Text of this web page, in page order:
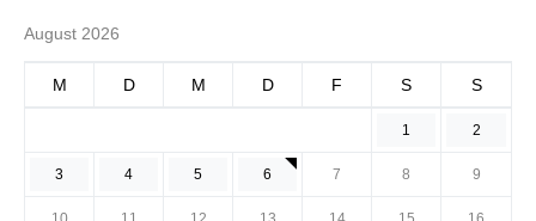
August 2026
M D M D F S S
1 2
3 4 5 6 7 8 9